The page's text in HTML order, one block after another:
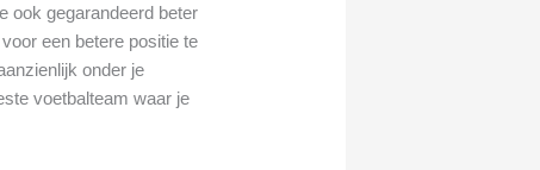
ook gegarandeerd beter
een betere positie te
onder je
voetbalteam waar je